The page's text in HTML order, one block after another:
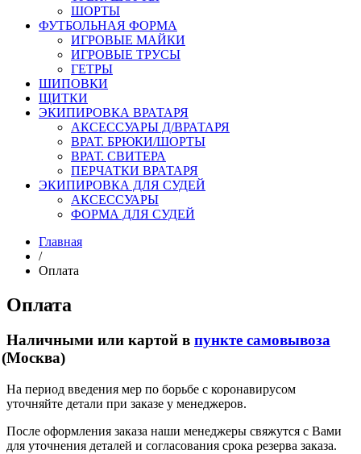
ШОРТЫ
ФУТБОЛЬНАЯ ФОРМА
ИГРОВЫЕ МАЙКИ
ИГРОВЫЕ ТРУСЫ
ГЕТРЫ
ШИПОВКИ
ЩИТКИ
ЭКИПИРОВКА ВРАТАРЯ
АКСЕССУАРЫ Д/ВРАТАРЯ
ВРАТ. БРЮКИ/ШОРТЫ
ВРАТ. СВИТЕРА
ПЕРЧАТКИ ВРАТАРЯ
ЭКИПИРОВКА ДЛЯ СУДЕЙ
АКСЕССУАРЫ
ФОРМА ДЛЯ СУДЕЙ
Главная
/
Оплата
Оплата
Наличными или картой в пункте самовывоза
(Москва)
На период введения мер по борьбе с коронавирусом
уточняйте детали при заказе у менеджеров.
После оформления заказа наши менеджеры свяжутся с Вами
для уточнения деталей и согласования срока резерва заказа.